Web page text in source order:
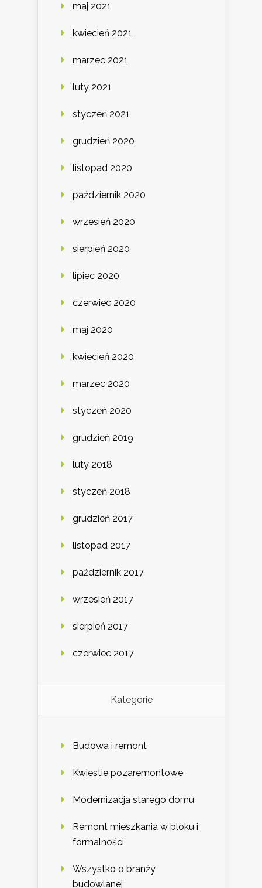
maj 2021
kwiecień 2021
marzec 2021
luty 2021
styczeń 2021
grudzień 2020
listopad 2020
październik 2020
wrzesień 2020
sierpień 2020
lipiec 2020
czerwiec 2020
maj 2020
kwiecień 2020
marzec 2020
styczeń 2020
grudzień 2019
luty 2018
styczeń 2018
grudzień 2017
listopad 2017
październik 2017
wrzesień 2017
sierpień 2017
czerwiec 2017
Kategorie
Budowa i remont
Kwiestie pozaremontowe
Modernizacja starego domu
Remont mieszkania w bloku i
formalności
Wszystko o branży
budowlanej